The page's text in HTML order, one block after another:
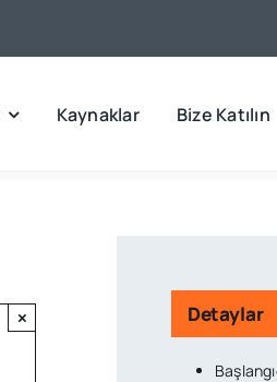
Kaynaklar Bize Katılın
× Detaylar